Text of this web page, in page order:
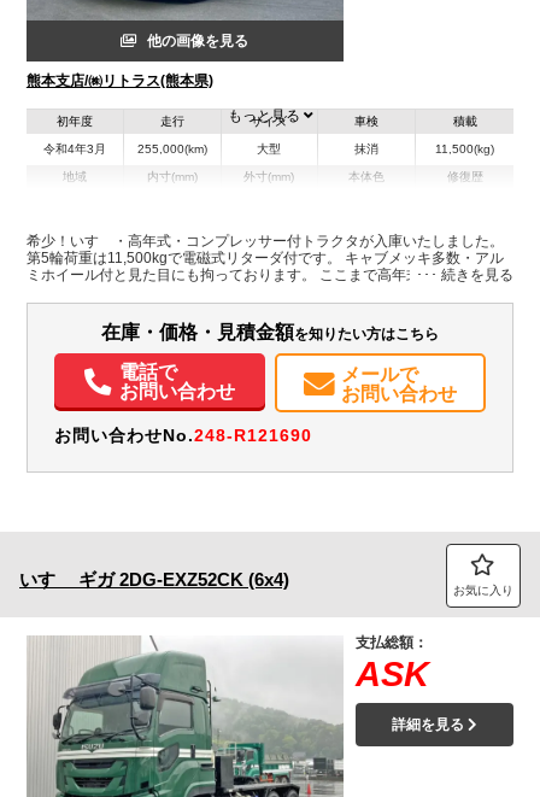
他の画像を見る
熊本支店/㈱リトラス(熊本県)
初年度
令和4年3月
走行
255,000(km)
サイズ
大型
車検
抹消
積載
11,500(kg)
地域 内寸(mm) 外寸(mm) 本体色 修復歴
装備情報
エアコン パワステ パワーウィンドウ ABS エアバッグ
電動格納ミラー
バックモニター PMマフラー
もっと見る
希少！いすゞ・高年式・コンプレッサー付トラクタが入庫いたしました。
第5輪荷重は11,500kgで電磁式リターダ付です。 キャブメッキ多数・アル
ミホイール付と見た目にも拘っております。 ここまで高年式のコンプレッ
めにお問い合わせ下さい！
在庫・価格・見積金額を知りたい方はこちら
電話で
お問い合わせ
メールで
お問い合わせ
お問い合わせNo.248-R121690
いすゞ ギガ 2DG-EXZ52CK (6x4) お気に入り
支払総額：
ASK
詳細を見る